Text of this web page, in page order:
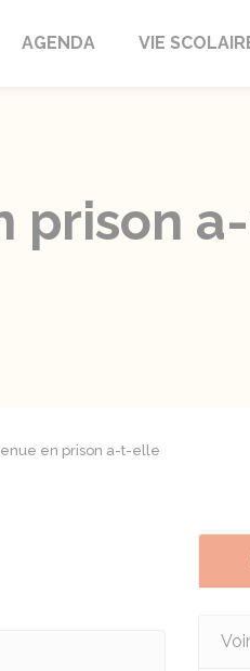
AGENDA VIE
prison
en prison a-t-elle